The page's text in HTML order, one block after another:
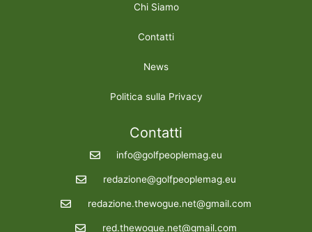
Chi Siamo
Contatti
News
Politica sulla Privacy
Contatti
info@golfpeoplemag.eu
redazione@golfpeoplemag.eu
redazione.thewogue.net@gmail.com
red.thewogue.net@gmail.com